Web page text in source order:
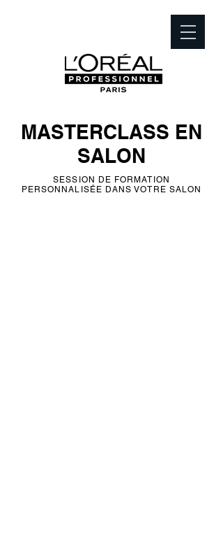
MASTERCLASS EN
SALON
SESSION DE FORMATION
PERSONNALISÉE DANS VOTRE SALON